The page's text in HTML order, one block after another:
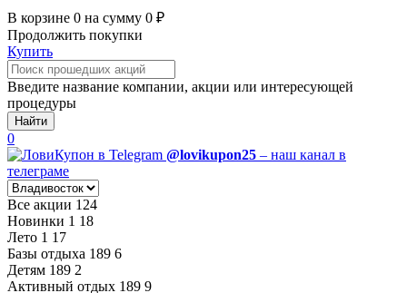
В корзине 0 на сумму 0 ₽
Продолжить покупки
Купить
Введите название компании, акции или интересующей
процедуры
Найти
0
@lovikupon25 – наш канал в
телеграме
Все акции 124
Новинки 1 18
Лето 1 17
Базы отдыха 189 6
Детям 189 2
Активный отдых 189 9